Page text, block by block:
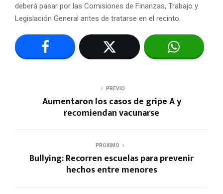
deberá pasar por las Comisiones de Finanzas, Trabajo y
Legislación General antes de tratarse en el recinto.
PREVIO
Aumentaron los casos de gripe A y
recomiendan vacunarse
PROXIMO
Bullying: Recorren escuelas para prevenir
hechos entre menores